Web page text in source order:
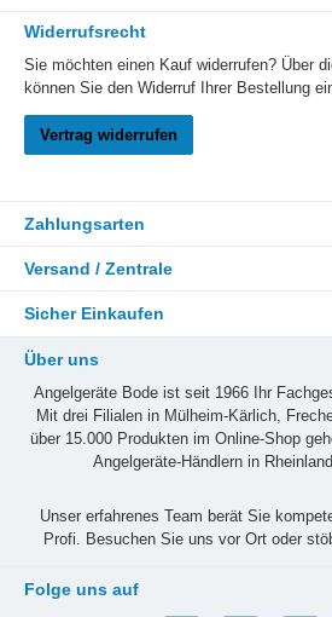
Widerrufsrecht
Sie möchten einen Kauf widerrufen? Über
können Sie den Widerruf Ihrer Bestellung
Vertrag widerrufen
Zahlungsarten
Versand / Zentrale
Sicher Einkaufen
Über uns
Angelgeräte Bode ist seit 1966 Ihr
Mit drei Filialen in Mülheim-Kärlich,
über 15.000 Produkten im Online-Shop
Angelgeräte-Händlern in
Unser erfahrenes Team berät Sie
Profi. Besuchen Sie uns vor Ort oder
Folge uns auf